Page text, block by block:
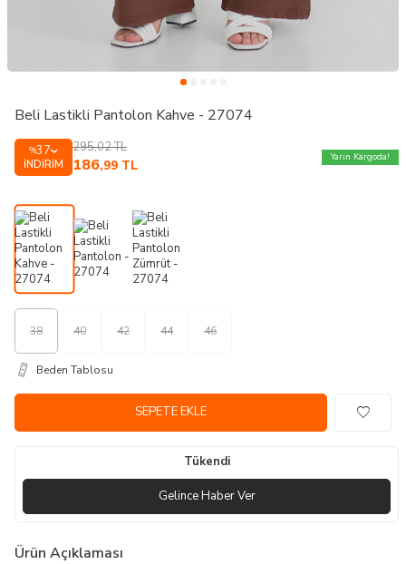
Beli Lastikli Pantolon Kahve - 27074
%37
İNDIRIM
295,02TL
186,99 TL
Yarın Kargoda!
38 40 42 44 46
Beden Tablosu
SEPETE EKLE
Tükendi
Gelince Haber Ver
Ürün Açıklaması